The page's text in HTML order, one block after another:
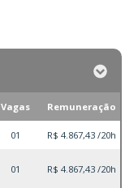
Vagas Remuneração
01 R$ 4.867,43 /20h
01 R$ 4.867,43 /20h